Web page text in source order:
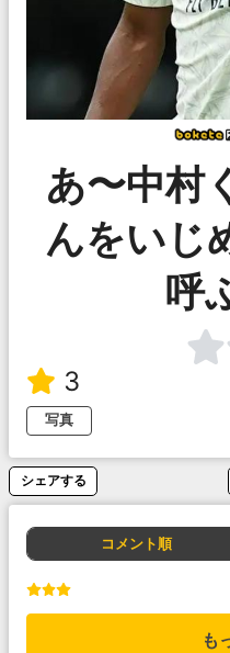
あ〜中村
んをいじ
呼
3
写真
シェアする
コメント順
も